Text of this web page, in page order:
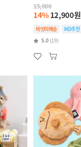
15,000
14%12,900원
바잇미배송
MD추천
5.0 (19)